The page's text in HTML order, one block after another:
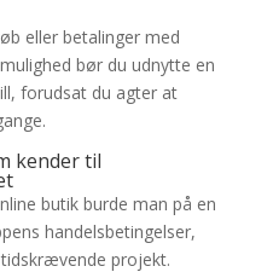
eller betalinger med
bør du udnytte en
forudsat du agter at
kender til
butik burde man på en
handelsbetingelser,
projekt.